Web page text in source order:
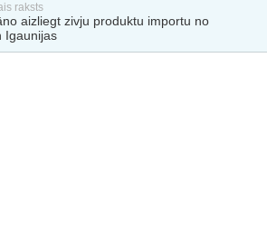
raksts
aizliegt zivju produktu importu no
Igaunijas